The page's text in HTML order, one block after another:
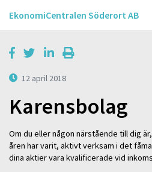
EkonomiCentralen Söderort AB
12 april 2018
Karensbolag
Om du eller någon närstående till dig
åren har varit, aktivt verksam i det
dina aktier vara kvalificerade vid